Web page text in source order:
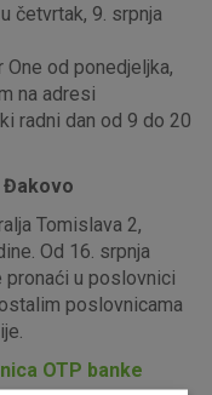
četvrtak, 9. srpnja
od ponedjeljka,
na adresi
radni dan od 9 do 20
Đakovo
Tomislava 2,
Od 16. srpnja
u poslovnici
poslovnicama
OTP banke